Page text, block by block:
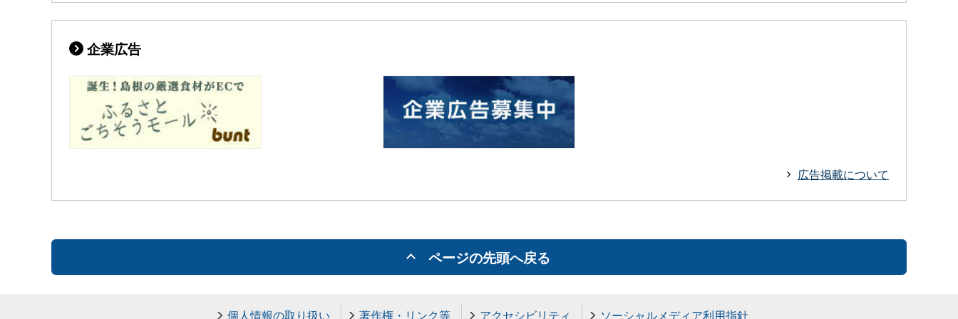
企業広告
広告掲載について
ページの先頭へ戻る
個人情報の取り扱い 著作権・リンク等 アクセシビリティ ソーシャルメディア利用指針